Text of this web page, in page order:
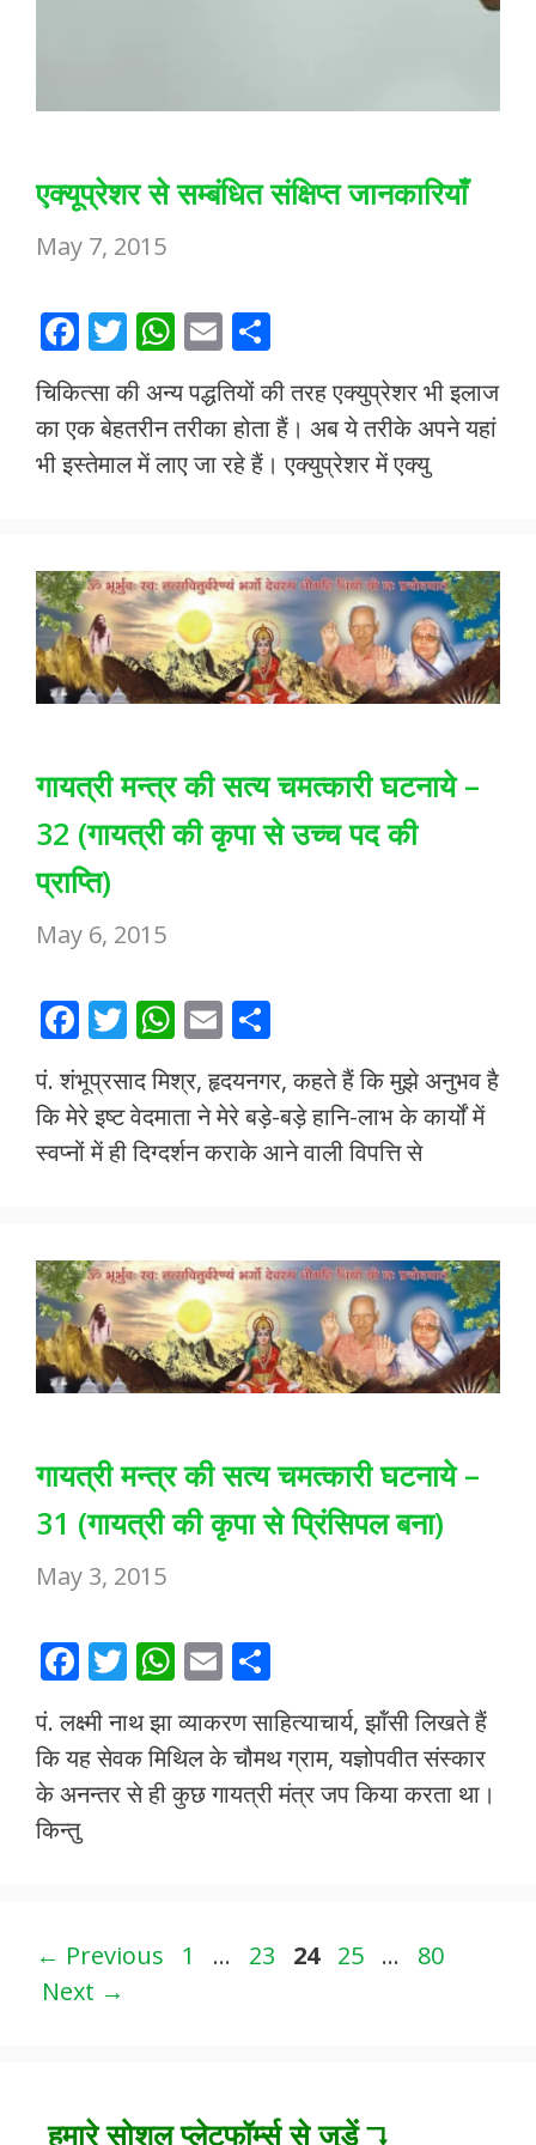
एक्यूप्रेशर से सम्बंधित संक्षिप्त जानकारियाँ
May 7, 2015
F
e
b
o
k
T
w
itt
er
W
at
s
A
p
E
m
ai
l
h
ar
e
चिकित्सा की अन्य पद्धतियों की तरह एक्युप्रेशर भी इलाज
का एक बेहतरीन तरीका होता हैं। अब ये तरीके अपने यहां
भी इस्तेमाल में लाए जा रहे हैं। एक्युप्रेशर में एक्यु
गायत्री मन्त्र की सत्य चमत्कारी घटनाये –
32 (गायत्री की कृपा से उच्च पद की
प्राप्ति)
May 6, 2015
F
e
b
o
k
T
w
itt
er
W
at
s
A
p
E
ai
l
ar
e
पं. शंभूप्रसाद मिश्र, हृदयनगर, कहते हैं कि मुझे अनुभव है
कि मेरे इष्ट वेदमाता ने मेरे बड़े-बड़े हानि-लाभ के कार्यों में
स्वप्नों में ही दिग्दर्शन कराके आने वाली विपत्ति से
गायत्री मन्त्र की सत्य चमत्कारी घटनाये –
31 (गायत्री की कृपा से प्रिंसिपल बना)
May 3, 2015
F
ac
e
b
o
o
T
itt
er
W
at
s
A
E
ai
l
h
ar
e
पं. लक्ष्मी नाथ झा व्याकरण साहित्याचार्य, झॉंसी लिखते हैं
कि यह सेवक मिथिल के चौमथ ग्राम, यज्ञोपवीत संस्कार
के अनन्तर से ही कुछ गायत्री मंत्र जप किया करता था।
किन्तु
← Previous Page
1 … Page
23 Page
24 Page
25 … Page
80
Next →
हमारे सोशल प्लेटफॉर्म्स से जुड़ें ↴